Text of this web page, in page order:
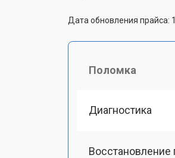
Дата обновления прайса:
Поломка
Диагностика